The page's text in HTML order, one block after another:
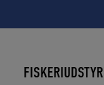
FISKERIUDSTYR